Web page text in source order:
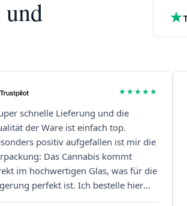
und
★★★★★
schnelle Lieferung und die
der Ware ist einfach top.
positiv aufgefallen ist mir die
Das Cannabis kommt
im hochwertigen Glas, was für die
perfekt ist. Ich bestelle hier
wieder!"